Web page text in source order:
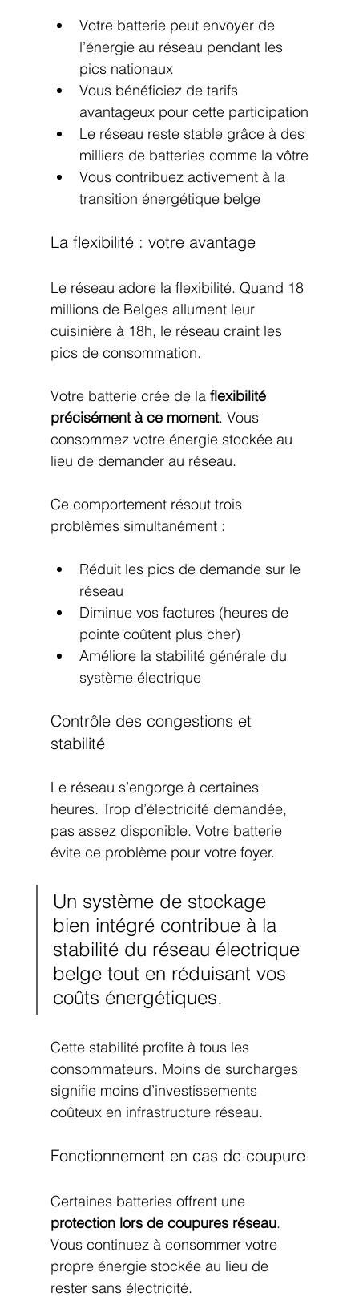
Votre batterie peut envoyer de
l’énergie au réseau pendant les
pics nationaux
Vous bénéficiez de tarifs
avantageux pour cette participation
Le réseau reste stable grâce à des
milliers de batteries comme la vôtre
Vous contribuez activement à la
transition énergétique belge
La flexibilité : votre avantage
Le réseau adore la flexibilité. Quand 18
millions de Belges allument leur
cuisinière à 18h, le réseau craint les
pics de consommation.
Votre batterie crée de la flexibilité
précisément à ce moment. Vous
consommez votre énergie stockée au
lieu de demander au réseau.
Ce comportement résout trois
problèmes simultanément :
Réduit les pics de demande sur le
réseau
Diminue vos factures (heures de
pointe coûtent plus cher)
Améliore la stabilité générale du
système électrique
Contrôle des congestions et
stabilité
Le réseau s’engorge à certaines
heures. Trop d’électricité demandée,
pas assez disponible. Votre batterie
évite ce problème pour votre foyer.
Un système de stockage
bien intégré contribue à la
stabilité du réseau électrique
belge tout en réduisant vos
coûts énergétiques.
Cette stabilité profite à tous les
consommateurs. Moins de surcharges
signifie moins d’investissements
coûteux en infrastructure réseau.
Fonctionnement en cas de coupure
Certaines batteries offrent une
protection lors de coupures réseau.
Vous continuez à consommer votre
propre énergie stockée au lieu de
rester sans électricité.